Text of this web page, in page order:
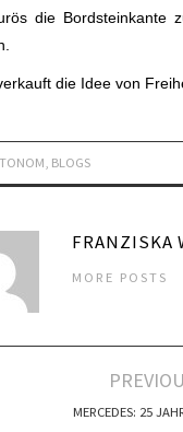
die Bordsteinkante
die Idee von
BLOGS
FRANZISKA
MORE POSTS
MERCEDES: 25